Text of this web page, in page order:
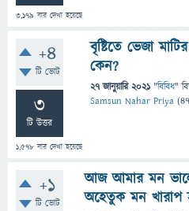
3,179 বার দেখা হয়েছে
+4
টি ভোট
3
টি উত্তর
1,578 বার দেখা হয়েছে
বৃষ্টিতে ভেজা
কেন?
27 জানুয়ারি 2021 "বিবিধ"
Samsun Nahar Priya (
+1
টি ভোট
আজ আমার মন
অহেতুক মন খারাপ